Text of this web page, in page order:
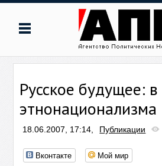
Русское будущее:
этнонационализма
18.06.2007, 17:14, Публикации
Вконтакте Мой мир